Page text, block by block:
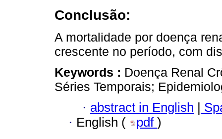
Conclusão:
A mortalidade por doença
crescente no período, com
Keywords : Doença Renal
Séries Temporais;
· abstract in English
· English ( pdf )